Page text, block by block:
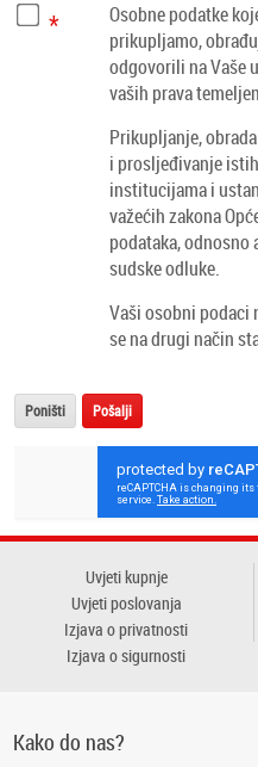
*
Osobne podatke
prikupljamo,
odgovorili na Vaše
vaših prava
Prikupljanje,
i prosljeđivanje
institucijama i
važećih zakona
podataka,
sudske odluke.
Vaši osobni podaci
se na drugi način
Uvjeti kupnje
Uvjeti poslovanja
Izjava o privatnosti
Izjava o sigurnosti
Kako do nas?